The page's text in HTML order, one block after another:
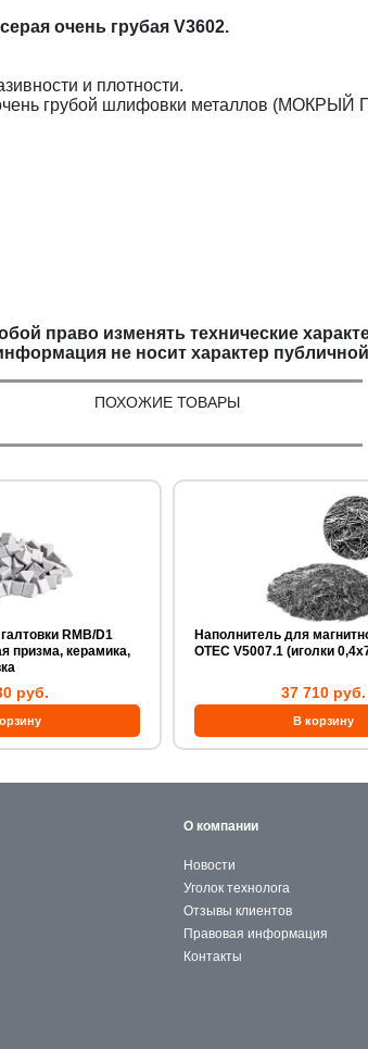
очень грубая V3602.
и плотности.
грубой шлифовки металлов
право изменять технические
не носит характер
ПОХОЖИЕ ТОВАРЫ
RMB/D1
керамика,
руб.
Наполнитель для
OTEC V5007.1 (иголки
37 710 руб.
О компании
Новости
Уголок технолога
Отзывы клиентов
Правовая информация
Контакты